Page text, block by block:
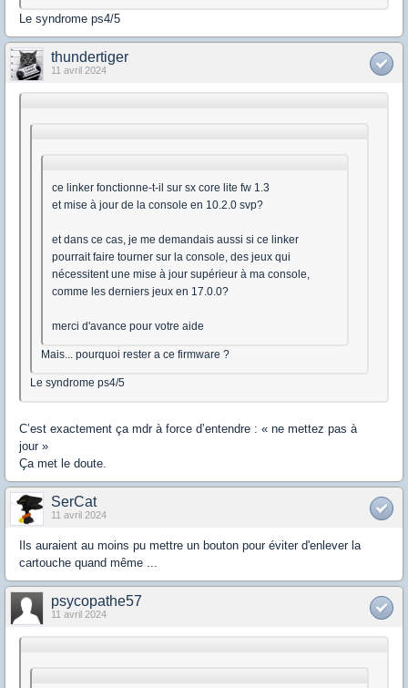
Le syndrome ps4/5
thundertiger
11 avril 2024
ce linker fonctionne-t-il sur sx core lite fw 1.3
et mise à jour de la console en 10.2.0 svp?
et dans ce cas, je me demandais aussi si ce linker
pourrait faire tourner sur la console, des jeux qui
nécessitent une mise à jour supérieur à ma console,
comme les derniers jeux en 17.0.0?
merci d'avance pour votre aide
Mais... pourquoi rester a ce firmware ?
Le syndrome ps4/5
C’est exactement ça mdr à force d’entendre : « ne mettez pas à
jour »
Ça met le doute.
SerCat
11 avril 2024
Ils auraient au moins pu mettre un bouton pour éviter d'enlever la
cartouche quand même ...
psycopathe57
11 avril 2024